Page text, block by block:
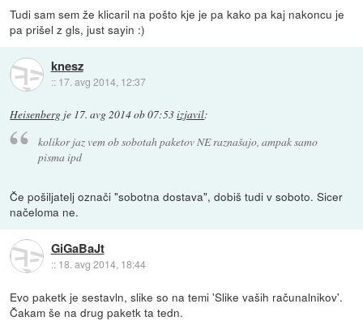
Tudi sam sem že klicaril na pošto kje je pa kako pa kaj nakoncu je
pa prišel z gls, just sayin :)
knesz
:: 17. avg 2014, 12:37
Heisenberg je 17. avg 2014 ob 07:53izjavil:
kolikor jaz vem ob sobotah paketov NE raznašajo, ampak samo
pisma ipd
Če pošiljatelj označi "sobotna dostava", dobiš tudi v soboto. Sicer
načeloma ne.
GiGaBaJt
:: 18. avg 2014, 18:44
Evo paketk je sestavln, slike so na temi 'Slike vaših računalnikov'.
Čakam še na drug paketk ta tedn.